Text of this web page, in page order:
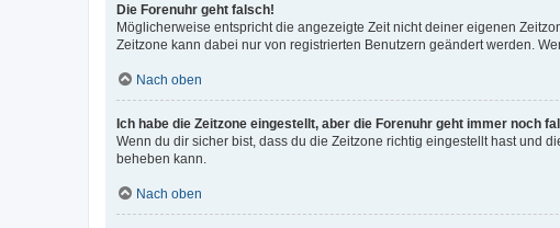
Die Forenuhr geht falsch!
Möglicherweise entspricht die angezeigte Zeit nicht deiner eigenen
Zeitzone kann dabei nur von registrierten Benutzern geändert werden.
Nach oben
Ich habe die Zeitzone eingestellt, aber die Forenuhr geht immer noch
Wenn du dir sicher bist, dass du die Zeitzone richtig eingestellt hast und
beheben kann.
Nach oben